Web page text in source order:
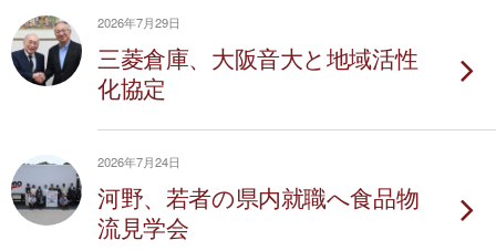
2026年7月29日
三菱倉庫、大阪音大と地域活性
化協定
2026年7月24日
河野、若者の県内就職へ食品物
流見学会